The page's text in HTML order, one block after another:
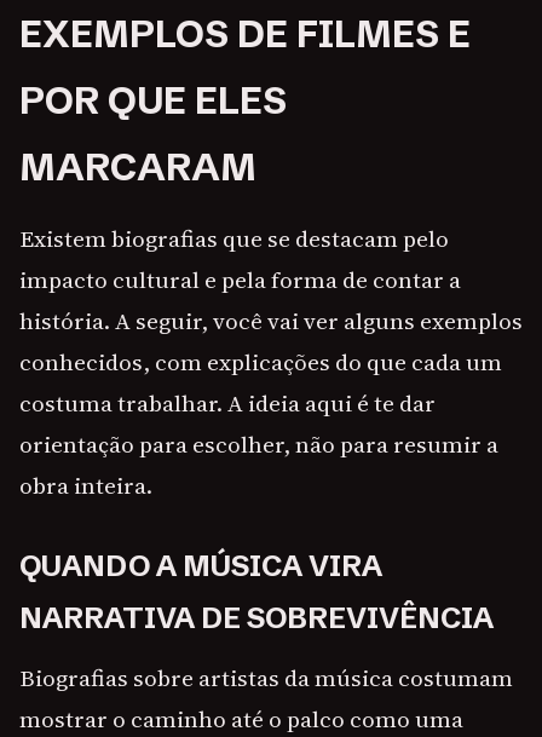
EXEMPLOS DE FILMES E
POR QUE ELES
MARCARAM
Existem biografias que se destacam pelo
impacto cultural e pela forma de contar a
história. A seguir, você vai ver alguns exemplos
conhecidos, com explicações do que cada um
costuma trabalhar. A ideia aqui é te dar
orientação para escolher, não para resumir a
obra inteira.
QUANDO A MÚSICA VIRA
NARRATIVA DE SOBREVIVÊNCIA
Biografias sobre artistas da música costumam
mostrar o caminho até o palco como uma